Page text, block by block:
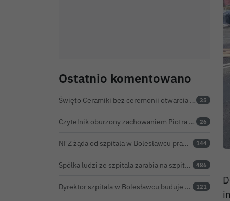
Ostatnio komentowano
Święto Ceramiki bez ceremonii otwarcia na dworcu. Co z obietnicą prezydenta Bolesławca? 35
Czytelnik oburzony zachowaniem Piotra Romana na rocznicy prezydentury Karola Nawrockiego. Obejrzeliśmy nagranie 26
NFZ żąda od szpitala w Bolesławcu prawie 5,9 mln zł. Potężny cios po kontroli rozliczeń 144
Spółka ludzi ze szpitala zarabia na szpitalu w Bolesławcu. Kwoty pozostają tajne 486
Dyrektor szpitala w Bolesławcu buduje medyczne imperium. „Gazeta Wyborcza” opisuje jego działalność w całej Polsce 121